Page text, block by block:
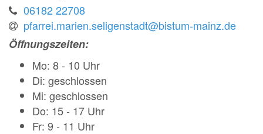
06182 22708
pfarrei.marien.seligenstadt@bistum-mainz.de
Öffnungszeiten:
Mo: 8- 10 Uhr
Di: geschlossen
Mi: geschlossen
Do: 15- 17 Uhr
Fr: 9 - 11 Uhr